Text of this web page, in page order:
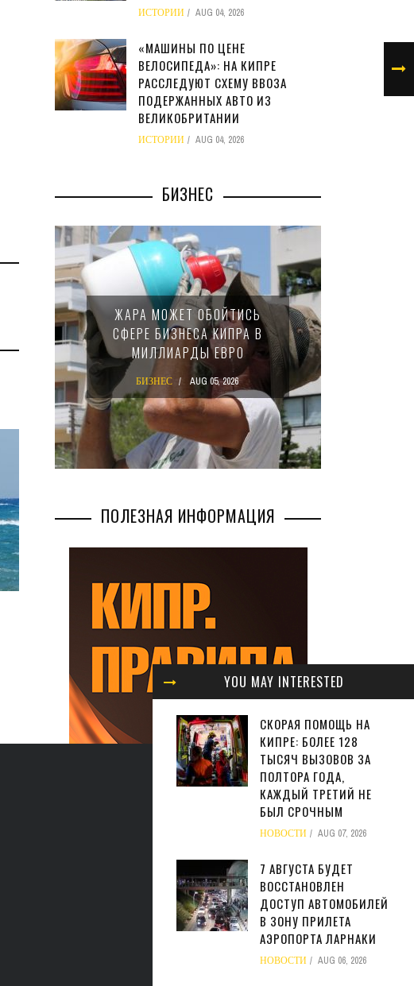
YOU MAY INTERESTED
СКОРАЯ ПОМОЩЬ НА
КИПРЕ: БОЛЕЕ 128
ТЫСЯЧ ВЫЗОВОВ ЗА
ПОЛТОРА ГОДА,
КАЖДЫЙ ТРЕТИЙ НЕ
БЫЛ СРОЧНЫМ
НОВОСТИ AUG 07, 2026
7 АВГУСТА БУДЕТ
ВОССТАНОВЛЕН
ДОСТУП АВТОМОБИЛЕЙ
В ЗОНУ ПРИЛЕТА
АЭРОПОРТА ЛАРНАКИ
НОВОСТИ AUG 06, 2026
ИСТОРИИ AUG 04, 2026
«МАШИНЫ ПО ЦЕНЕ
ВЕЛОСИПЕДА»: НА КИПРЕ
РАССЛЕДУЮТ СХЕМУ ВВОЗА
ПОДЕРЖАННЫХ АВТО ИЗ
ВЕЛИКОБРИТАНИИ
ИСТОРИИ AUG 04, 2026
БИЗНЕС
ЖАРА МОЖЕТ ОБОЙТИСЬ
СФЕРЕ БИЗНЕСА КИПРА В
МИЛЛИАРДЫ ЕВРО
БИЗНЕС AUG 05, 2026
ПОЛЕЗНАЯ ИНФОРМАЦИЯ